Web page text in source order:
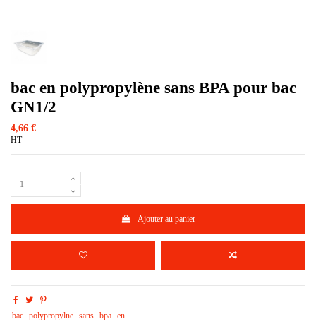
bac en polypropylène sans BPA pour bac
GN1/2
4,66 €
HT
Ajouter au panier
bac polypropylne sans bpa en